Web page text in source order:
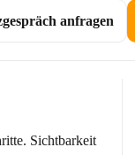
anfragen
Sichtbarkeit